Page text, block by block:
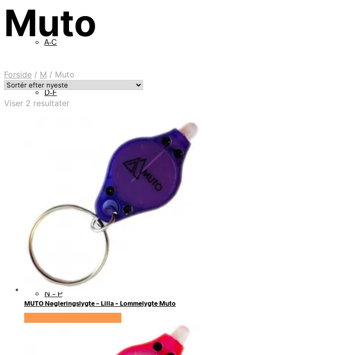
A-C
D-F
N – P
Muto
Forside / M / Muto
Viser 2 resultaterSorteret
MUTO Nøgleringslygte – Lilla – Lommelygte Muto